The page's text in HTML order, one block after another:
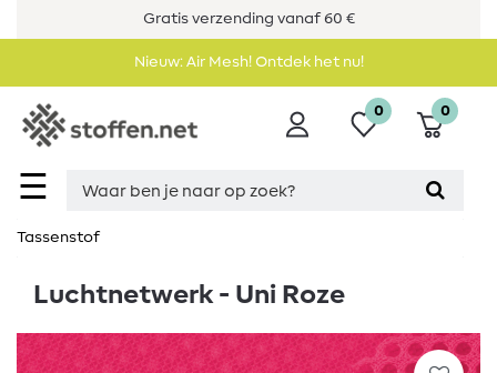
Gratis verzending vanaf 60 €
Nieuw: Air Mesh! Ontdek het nu!
☰
0 0
Tassenstof
Luchtnetwerk - Uni Roze